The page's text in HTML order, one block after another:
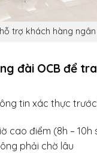
trợ khách hàng
đài OCB để
tin xác thực
cao điểm (8h – 10h
phải chờ lâu